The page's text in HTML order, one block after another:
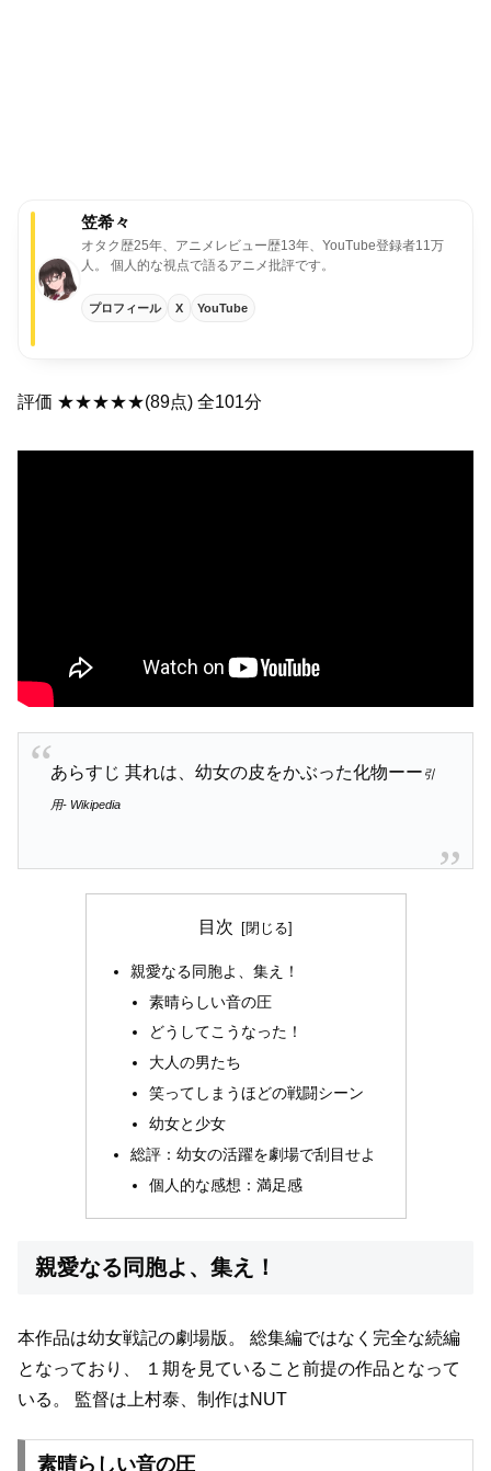
笠希々
オタク歴25年、アニメレビュー歴13年、YouTube登録者11万
人。
個人的な視点で語るアニメ批評です。
プロフィール X YouTube
評価 ★★★★★(89点) 全101分
あらすじ 其れは、幼女の皮をかぶった化物ーー 引
用- Wikipedia
目次
親愛なる同胞よ、集え！
素晴らしい音の圧
どうしてこうなった！
大人の男たち
笑ってしまうほどの戦闘シーン
幼女と少女
総評：幼女の活躍を劇場で刮目せよ
個人的な感想：満足感
親愛なる同胞よ、集え！
本作品は幼女戦記の劇場版。
総集編ではなく完全な続編
となっており、
１期を見ていること前提の作品となって
いる。
監督は上村泰、制作はNUT
素晴らしい音の圧